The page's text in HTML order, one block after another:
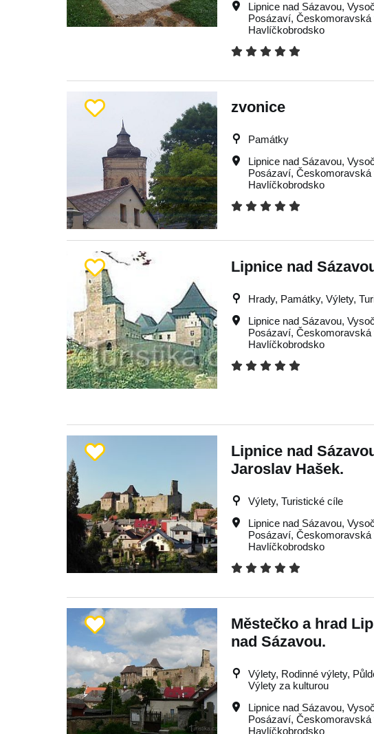
Lipnice nad Sázavou,
Posázaví,Českomoravská
Havlíčkobrodsko
zvonice
Památky
Lipnice nad Sázavou,
Posázaví,Českomoravská
Havlíčkobrodsko
Lipnice nad
Hrady, Památky, Výlety,
Lipnice nad Sázavou,
Posázaví,Českomoravská
Havlíčkobrodsko
Lipnice nad
Jaroslav Hašek.
Výlety, Turistické cíle
Lipnice nad Sázavou,
Posázaví,Českomoravská
Havlíčkobrodsko
Městečko a hrad
nad Sázavou.
Výlety, Rodinné výlety,
Výlety za kulturou
Lipnice nad Sázavou,
Posázaví,Českomoravská
Havlíčkobrodsko